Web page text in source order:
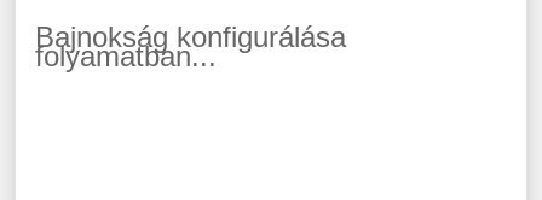
Bajnokság konfigurálása
folyamatban...